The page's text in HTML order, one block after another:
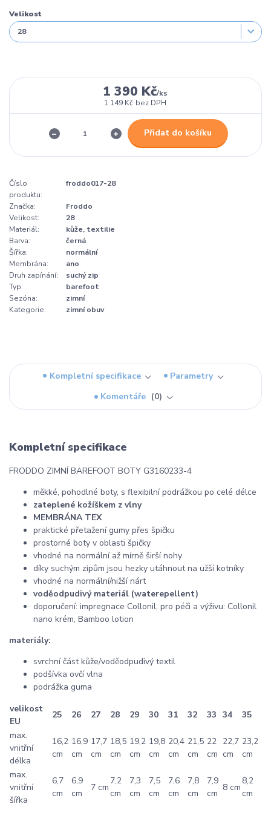
Velikost
1 390 Kč/ks
1 149 Kč bez DPH
Přidat do košíku
Číslo
produktu:
froddo017-28
Značka:
Froddo
Velikost:
28
Materiál:
kůže, textilie
Barva:
černá
Šířka:
normální
Membrána:
ano
Druh zapínání:
suchý zip
Typ:
barefoot
Sezóna:
zimní
Kategorie:
zimní obuv
Kompletní specifikace
Parametry
Komentáře
0
Kompletní specifikace
FRODDO ZIMNÍ BAREFOOT BOTY G3160233-4
měkké, pohodlné boty, s flexibilní podrážkou po celé délce
zateplené kožíškem z vlny
MEMBRÁNA TEX
praktické přetažení gumy přes špičku
prostorné boty v oblasti špičky
vhodné na normální až mírně širší nohy
díky suchým zipům jsou hezky utáhnout na užší kotníky
vhodné na normální/nižší nárt
voděodpudivý materiál (waterepellent)
doporučení: impregnace Collonil, pro péči a výživu: Collonil
nano krém, Bamboo lotion
materiály:
svrchní část kůže/voděodpudivý textil
podšívka ovčí vlna
podrážka guma
velikost
EU
25 26 27 28 29 30 31 32 33 34
35
max.
vnitřní
délka
16,2
cm
16,9
cm
17,7
cm
18,5
cm
19,2
cm
19,8
cm
20,4
cm
21,5
cm
22
cm
22,7
cm
23,2
cm
max.
vnitřní
šířka
6,7
cm
6,9
cm
7 cm
7,2
cm
7,3
cm
7,5
cm
7,6
cm
7,8
cm
7,9
cm
8 cm
8,2
cm